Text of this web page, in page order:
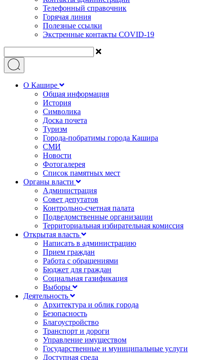
Телефонный справочник
Горячая линия
Полезные ссылки
Экстренные контакты COVID-19
О Кашире
Общая информация
История
Символика
Доска почета
Туризм
Города-побратимы города Кашира
СМИ
Новости
Фотогалерея
Список памятных мест
Органы власти
Администрация
Совет депутатов
Контрольно-счетная палата
Подведомственные организации
Территориальная избирательная комиссия
Открытая власть
Написать в администрацию
Прием граждан
Работа с обращениями
Бюджет для граждан
Социальная газификация
Выборы
Деятельность
Архитектура и облик города
Безопасность
Благоустройство
Транспорт и дороги
Управление имуществом
Государственные и муниципальные услуги
Доступная среда